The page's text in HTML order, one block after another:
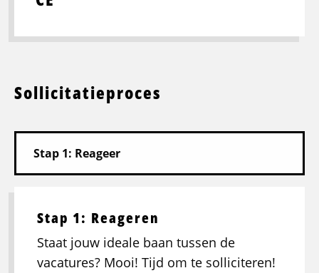
Sollicitatieproces
Stap 1: Reageren
Staat jouw ideale baan tussen de
vacatures? Mooi! Tijd om te solliciteren!